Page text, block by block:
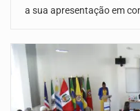
a sua apresentação em